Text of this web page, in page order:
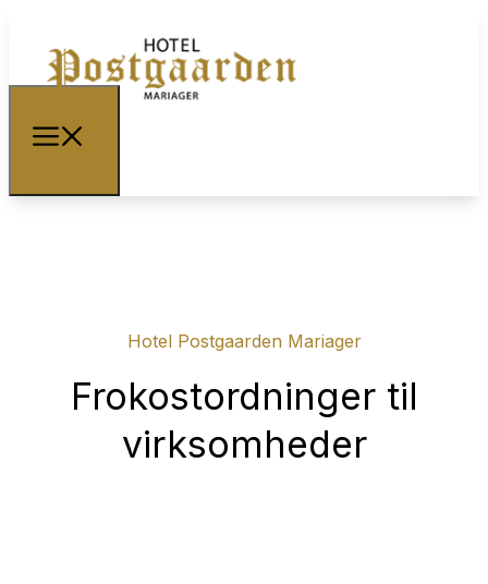
Hotel Postgaarden Mariager
Frokostordninger til
virksomheder